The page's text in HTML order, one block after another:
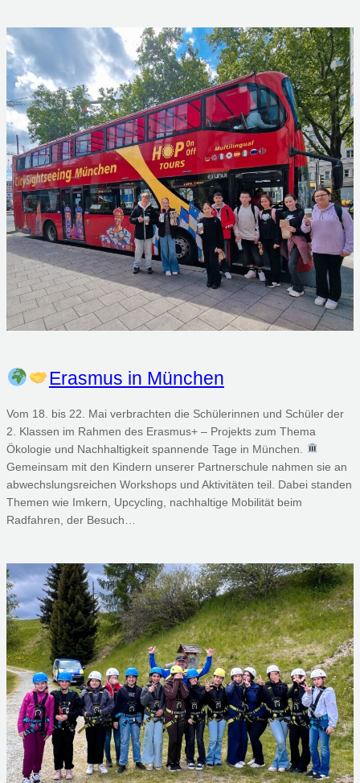
Erasmus in München
Vom 18. bis 22. Mai verbrachten die Schülerinnen und Schüler der
2. Klassen im Rahmen des Erasmus+ – Projekts zum Thema
Ökologie und Nachhaltigkeit spannende Tage in München.
Gemeinsam mit den Kindern unserer Partnerschule nahmen sie an
abwechslungsreichen Workshops und Aktivitäten teil. Dabei standen
Themen wie Imkern, Upcycling, nachhaltige Mobilität beim
Radfahren, der Besuch…